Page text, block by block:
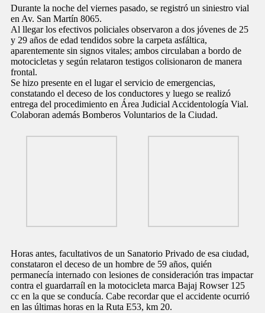
Durante la noche del viernes pasado, se registró un siniestro vial
en Av. San Martín 8065.
Al llegar los efectivos policiales observaron a dos jóvenes de 25
y 29 años de edad tendidos sobre la carpeta asfáltica,
aparentemente sin signos vitales; ambos circulaban a bordo de
motocicletas y según relataron testigos colisionaron de manera
frontal.
Se hizo presente en el lugar el servicio de emergencias,
constatando el deceso de los conductores y luego se realizó
entrega del procedimiento en Área Judicial Accidentología Vial.
Colaboran además Bomberos Voluntarios de la Ciudad.
Horas antes, facultativos de un Sanatorio Privado de esa ciudad,
constataron el deceso de un hombre de 59 años, quién
permanecía internado con lesiones de consideración tras impactar
contra el guardarraíl en la motocicleta marca Bajaj Rowser 125
cc en la que se conducía. Cabe recordar que el accidente ocurrió
en las últimas horas en la Ruta E53, km 20.